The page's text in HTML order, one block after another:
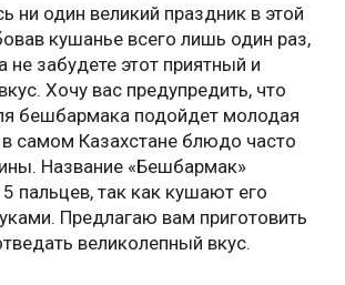
ни один великий праздник в этой
кушанье всего лишь один раз,
не забудете этот приятный и
Хочу вас предупредить, что
бешбармака подойдет молодая
в самом Казахстане блюдо часто
Название «Бешбармак»
пальцев, так как кушают его
Предлагаю вам приготовить
великолепный вкус.